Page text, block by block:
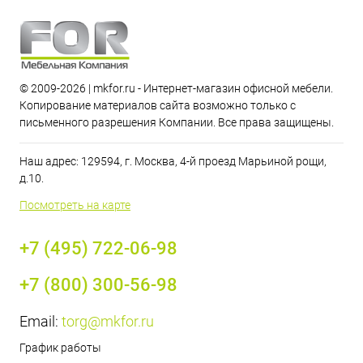
© 2009-2026 | mkfor.ru - Интернет-магазин офисной мебели.
Копирование материалов сайта возможно только с
письменного разрешения Компании. Все права защищены.
Наш адрес: 129594, г. Москва, 4-й проезд Марьиной рощи,
д.10.
Посмотреть на карте
+7 (495) 722-06-98
+7 (800) 300-56-98
Email: torg@mkfor.ru
График работы